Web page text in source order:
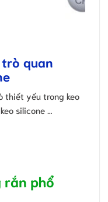
quan
thiết yếu trong keo
silicone …
rắn phổ